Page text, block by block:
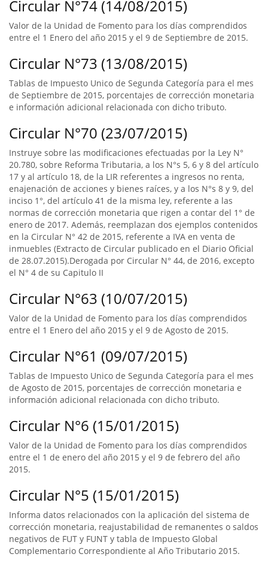
Circular N°74 (14/08/2015)
Valor de la Unidad de Fomento para los días comprendidos
entre el 1 Enero del año 2015 y el 9 de Septiembre de 2015.
Circular N°73 (13/08/2015)
Tablas de Impuesto Unico de Segunda Categoría para el mes
de Septiembre de 2015, porcentajes de corrección monetaria
e información adicional relacionada con dicho tributo.
Circular N°70 (23/07/2015)
Instruye sobre las modificaciones efectuadas por la Ley N°
20.780, sobre Reforma Tributaria, a los N°s 5, 6 y 8 del artículo
17 y al artículo 18, de la LIR referentes a ingresos no renta,
enajenación de acciones y bienes raíces, y a los N°s 8 y 9, del
inciso 1°, del artículo 41 de la misma ley, referente a las
normas de corrección monetaria que rigen a contar del 1° de
enero de 2017. Además, reemplazan dos ejemplos contenidos
en la Circular N° 42 de 2015, referente a IVA en venta de
inmuebles (Extracto de Circular publicado en el Diario Oficial
de 28.07.2015).Derogada por Circular N° 44, de 2016, excepto
el N° 4 de su Capitulo II
Circular N°63 (10/07/2015)
Valor de la Unidad de Fomento para los días comprendidos
entre el 1 Enero del año 2015 y el 9 de Agosto de 2015.
Circular N°61 (09/07/2015)
Tablas de Impuesto Unico de Segunda Categoría para el mes
de Agosto de 2015, porcentajes de corrección monetaria e
información adicional relacionada con dicho tributo.
Circular N°6 (15/01/2015)
Valor de la Unidad de Fomento para los días comprendidos
entre el 1 de enero del año 2015 y el 9 de febrero del año
2015.
Circular N°5 (15/01/2015)
Informa datos relacionados con la aplicación del sistema de
corrección monetaria, reajustabilidad de remanentes o saldos
negativos de FUT y FUNT y tabla de Impuesto Global
Complementario Correspondiente al Año Tributario 2015.